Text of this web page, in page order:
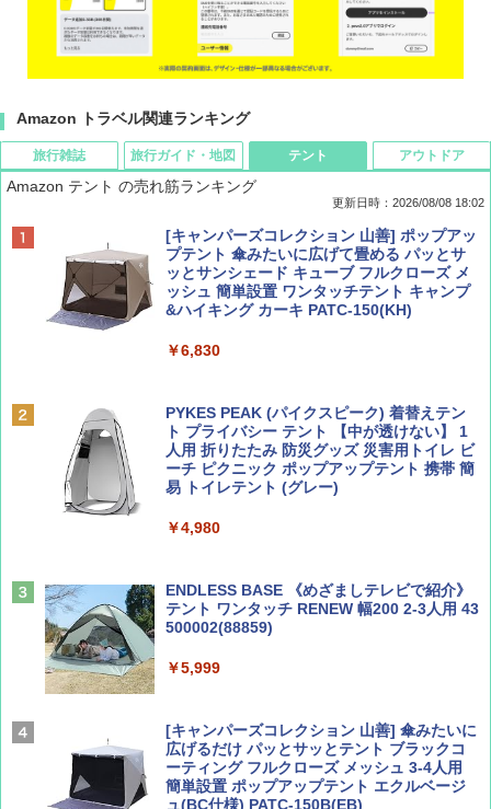
Amazon トラベル関連ランキング
旅行雑誌
BE-PAL(ビ-パル) 2026年 9 月号【特別付録:
SOTO ミニマル"旅"財布 ランダム2種】
￥1,500
￥713
AIRLINE（エアライン）2026年9月号【特
旅行ガイド・地図
D40 地球の歩き方 チェンマイ タイ北部の魅
力的な町 2026～2027 地球の歩き方D アジア
￥2,079
￥2,695
球の歩き方A ヨーロッパ
ァキア 2026～2027 地球の歩き方A ヨーロッ
￥2,277
新しい日本地理 地図・統計・移動から読み
テント
Amazon テント の売れ筋ランキング
更新日時：2026/08/08 18:02
[キャンパーズコレクション 山善] ポップアッ
プテント 傘みたいに広げて畳める パッとサ
ッとサンシェード キューブ フルクローズ メ
ッシュ 簡単設置 ワンタッチテント キャンプ
&ハイキング カーキ PATC-150(KH)
￥6,830
PYKES PEAK (パイクスピーク) 着替えテン
ト プライバシー テント 【中が透けない】 1
人用 折りたたみ 防災グッズ 災害用トイレ ビ
ーチ ピクニック ポップアップテント 携帯 簡
易 トイレテント (グレー)
￥4,980
ENDLESS BASE 《めざましテレビで紹介》
テント ワンタッチ RENEW 幅200 2-3人用 43
500002(88859)
￥5,999
[キャンパーズコレクション 山善] 傘みたいに
広げるだけ パッとサッとテント ブラックコ
ーティング フルクローズ メッシュ 3-4人用
簡単設置 ポップアップテント エクルベージ
ュ(BC仕様) PATC-150B(EB)
アウトドア